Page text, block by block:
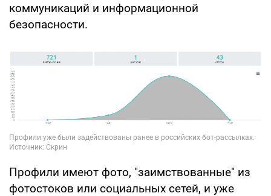
коммуникаций и информационной
безопасности.
Профили имеют фото, "заимствованные" из
фотостоков или социальных сетей, и уже